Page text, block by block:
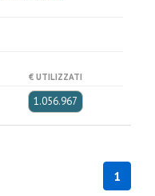
€ UTILIZZATI
1.056.967
1